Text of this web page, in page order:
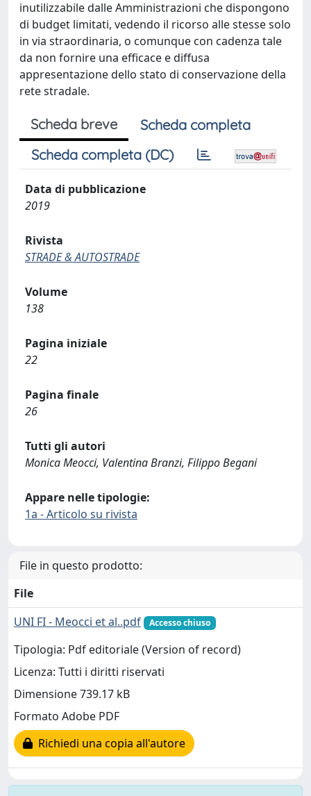
inutilizzabile dalle Amministrazioni che dispongono
di budget limitati, vedendo il ricorso alle stesse solo
in via straordinaria, o comunque con cadenza tale
da non fornire una efficace e diffusa
appresentazione dello stato di conservazione della
rete stradale.
Scheda breve
Scheda completa
Scheda completa (DC)
Data di pubblicazione
2019
Rivista
STRADE & AUTOSTRADE
Volume
138
Pagina iniziale
22
Pagina finale
26
Tutti gli autori
Monica Meocci, Valentina Branzi, Filippo Begani
Appare nelle tipologie:
1a - Articolo su rivista
File in questo prodotto:
File
UNI FI - Meocci et al..pdf
Accesso chiuso
Tipologia: Pdf editoriale (Version of record)
Licenza: Tutti i diritti riservati
Dimensione 739.17 kB
Formato Adobe PDF
Richiedi una copia all'autore